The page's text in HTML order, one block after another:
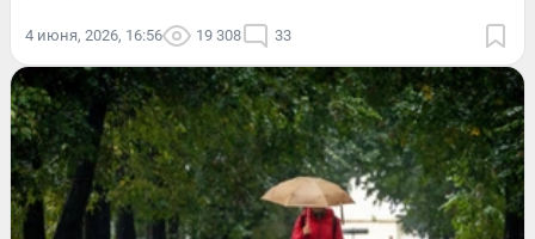
4 июня, 2026, 16:56 19 308 33